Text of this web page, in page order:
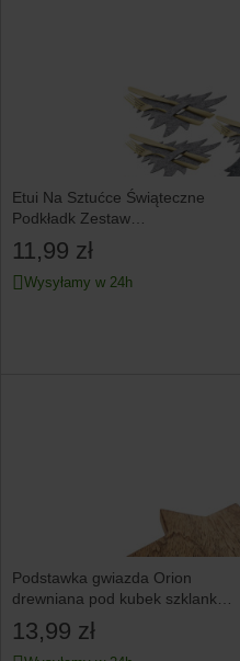
Etui Na Sztućce Świąteczne
Podkładk Zestaw
Boże Narodzenie
11,99 zł
Wysyłamy w 24h
Podstawka gwiazda Orion
drewniana pod kubek szklankę
filiżankę na stół
13,99 zł